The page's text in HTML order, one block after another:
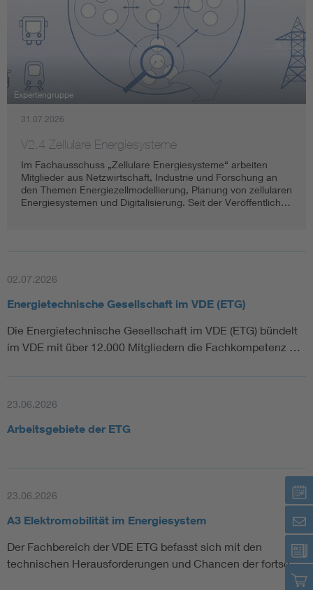
Standards
Weitere Themen
Energy efficiency
Energy grids
Energy storage
Renewable energies
Expertengruppe
31.07.2026
V2.4 Zellulare Energiesysteme
Im Fachausschuss „Zellulare Energiesysteme“ arbeiten
Mitglieder aus Netzwirtschaft, Industrie und Forschung an
den Themen Energiezellmodellierung, Planung von zellularen
Energiesystemen und Digitalisierung. Seit der Veröffentlich…
02.07.2026
Energietechnische Gesellschaft im VDE (ETG)
Die Energietechnische Gesellschaft im VDE (ETG) bündelt
im VDE mit über 12.000 Mitgliedern die Fachkompetenz …
23.06.2026
Arbeitsgebiete der ETG
23.06.2026
A3 Elektromobilität im Energiesystem
Der Fachbereich der VDE ETG befasst sich mit den
technischen Herausforderungen und Chancen der fortsc…